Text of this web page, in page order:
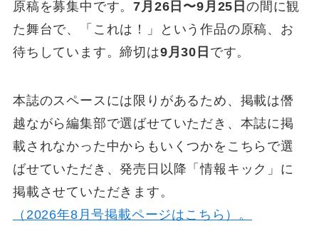
原稿を募集中です。7月26日〜9月25日の間に観
た舞台で、「これは！」という作品の原稿、お
待ちしています。締切は9月30日 です。
本誌のスペースには限りがあるため、掲載は僭
越ながら編集部で選ばせていただき、本誌に掲
載されなかった中からもいくつかをこちらで選
ばせていただき、発売日以降「情報キック」に
掲載させていただきます。
（2026年8月号掲載ページはこちら）。